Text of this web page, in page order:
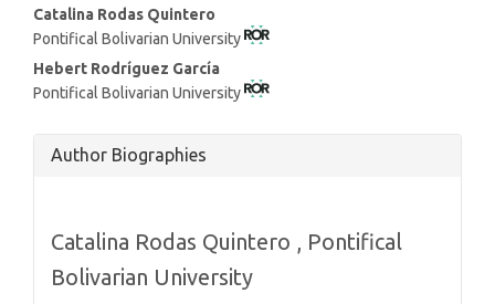
Main
Article
Content
Catalina Rodas Quintero
Pontifical Bolivarian University
Hebert Rodríguez García
Pontifical Bolivarian University
Article
Author Biographies
Catalina Rodas Quintero , Pontifical
Bolivarian University